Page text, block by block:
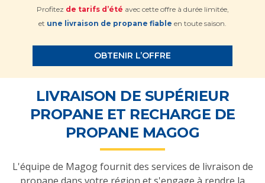
Profitez de tarifs d’été avec cette offre à durée limitée,
et une livraison de propane fiable en toute saison.
OBTENIR L’OFFRE
LIVRAISON DE SUPÉRIEUR
PROPANE ET RECHARGE DE
PROPANE MAGOG
L'équipe de Magog fournit des services de livraison de